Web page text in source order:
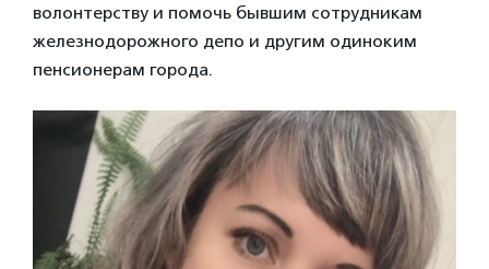
волонтерству и помочь бывшим сотрудникам
железнодорожного депо и другим одиноким
пенсионерам города.